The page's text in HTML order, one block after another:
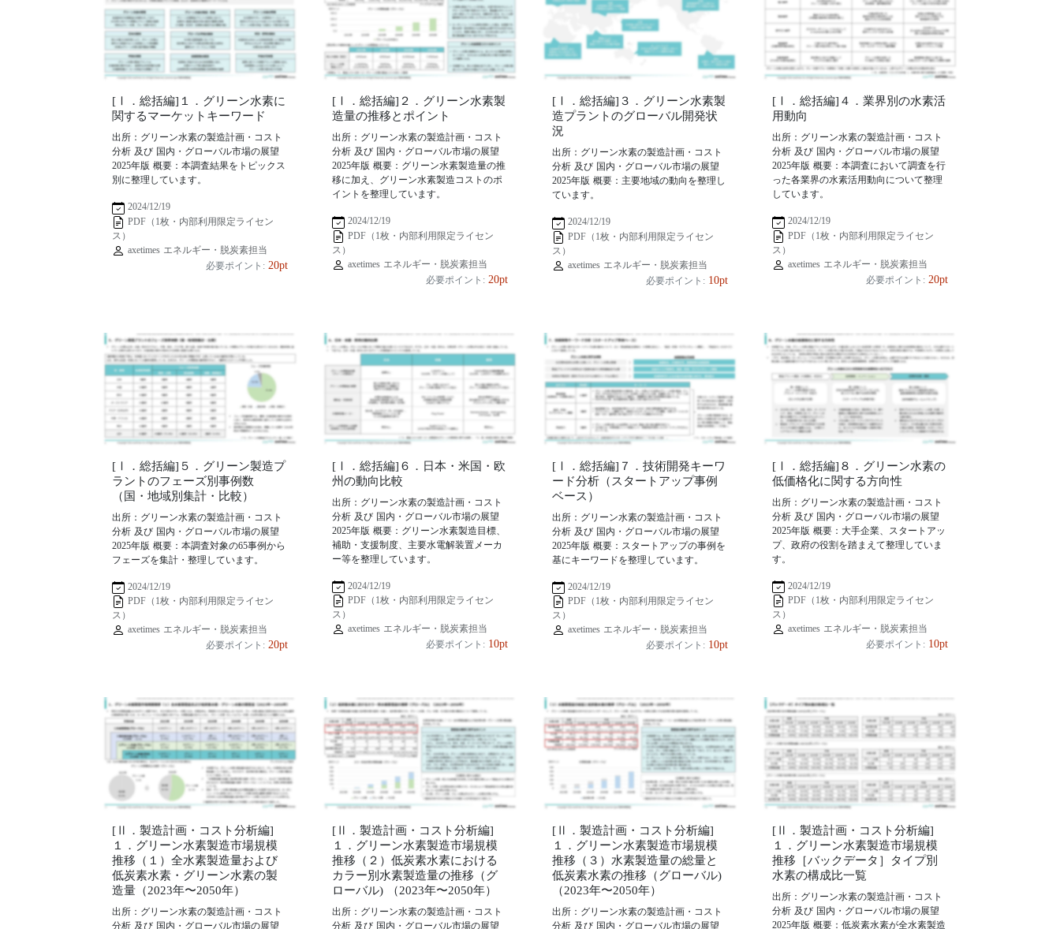
[Ⅰ．総括編]１．グリーン水素に
関するマーケットキーワード
出所：グリーン水素の製造計画・コスト
分析 及び 国内・グローバル市場の展望
2025年版 概要：本調査結果をトピックス
別に整理しています。
2024/12/19
PDF（1枚・内部利用限定ライセン
ス）
axetimes エネルギー・脱炭素担当
必要ポイント: 20pt
[Ⅰ．総括編]２．グリーン水素製
造量の推移とポイント
出所：グリーン水素の製造計画・コスト
分析 及び 国内・グローバル市場の展望
2025年版 概要：グリーン水素製造量の推
移に加え、グリーン水素製造コストのポ
イントを整理しています。
2024/12/19
PDF（1枚・内部利用限定ライセン
ス）
axetimes エネルギー・脱炭素担当
必要ポイント: 20pt
[Ⅰ．総括編]３．グリーン水素製
造プラントのグローバル開発状
況
出所：グリーン水素の製造計画・コスト
分析 及び 国内・グローバル市場の展望
2025年版 概要：主要地域の動向を整理し
ています。
2024/12/19
PDF（1枚・内部利用限定ライセン
ス）
axetimes エネルギー・脱炭素担当
必要ポイント: 10pt
[Ⅰ．総括編]４．業界別の水素活
用動向
出所：グリーン水素の製造計画・コスト
分析 及び 国内・グローバル市場の展望
2025年版 概要：本調査において調査を行
った各業界の水素活用動向について整理
しています。
2024/12/19
PDF（1枚・内部利用限定ライセン
ス）
axetimes エネルギー・脱炭素担当
必要ポイント: 20pt
[Ⅰ．総括編]５．グリーン製造プ
ラントのフェーズ別事例数
（国・地域別集計・比較）
出所：グリーン水素の製造計画・コスト
分析 及び 国内・グローバル市場の展望
2025年版 概要：本調査対象の65事例から
フェーズを集計・整理しています。
2024/12/19
PDF（1枚・内部利用限定ライセン
ス）
axetimes エネルギー・脱炭素担当
必要ポイント: 20pt
[Ⅰ．総括編]６．日本・米国・欧
州の動向比較
出所：グリーン水素の製造計画・コスト
分析 及び 国内・グローバル市場の展望
2025年版 概要：グリーン水素製造目標、
補助・支援制度、主要水電解装置メーカ
ー等を整理しています。
2024/12/19
PDF（1枚・内部利用限定ライセン
ス）
axetimes エネルギー・脱炭素担当
必要ポイント: 10pt
[Ⅰ．総括編]７．技術開発キーワ
ード分析（スタートアップ事例
ベース）
出所：グリーン水素の製造計画・コスト
分析 及び 国内・グローバル市場の展望
2025年版 概要：スタートアップの事例を
基にキーワードを整理しています。
2024/12/19
PDF（1枚・内部利用限定ライセン
ス）
axetimes エネルギー・脱炭素担当
必要ポイント: 10pt
[Ⅰ．総括編]８．グリーン水素の
低価格化に関する方向性
出所：グリーン水素の製造計画・コスト
分析 及び 国内・グローバル市場の展望
2025年版 概要：大手企業、スタートアッ
プ、政府の役割を踏まえて整理していま
す。
2024/12/19
PDF（1枚・内部利用限定ライセン
ス）
axetimes エネルギー・脱炭素担当
必要ポイント: 10pt
[Ⅱ．製造計画・コスト分析編]
１．グリーン水素製造市場規模
推移（１）全水素製造量および
低炭素水素・グリーン水素の製
造量（2023年〜2050年）
出所：グリーン水素の製造計画・コスト
分析 及び 国内・グローバル市場の展望
[Ⅱ．製造計画・コスト分析編]
１．グリーン水素製造市場規模
推移（２）低炭素水素における
カラー別水素製造量の推移（グ
ローバル) （2023年〜2050年）
出所：グリーン水素の製造計画・コスト
分析 及び 国内・グローバル市場の展望
[Ⅱ．製造計画・コスト分析編]
１．グリーン水素製造市場規模
推移（３）水素製造量の総量と
低炭素水素の推移（グローバル)
（2023年〜2050年）
出所：グリーン水素の製造計画・コスト
分析 及び 国内・グローバル市場の展望
[Ⅱ．製造計画・コスト分析編]
１．グリーン水素製造市場規模
推移［バックデータ］タイプ別
水素の構成比一覧
出所：グリーン水素の製造計画・コスト
分析 及び 国内・グローバル市場の展望
2025年版 概要：低炭素水素が全水素製造